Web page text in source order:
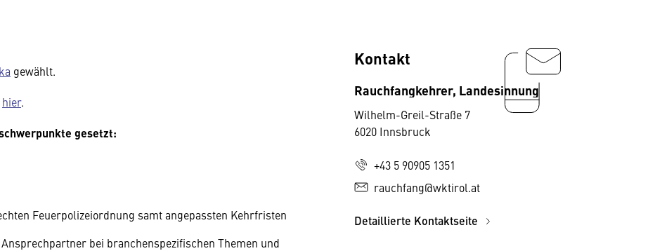
gewählt.
hier.
gesetzt:
Feuerpolizeiordnung samt angepassten Kehrfristen
bei branchenspezifischen Themen und
Kontakt
Rauchfangkehrer, Landesinnung
Wilhelm-Greil-Straße 7
6020 Innsbruck
+43 5 90905 1351
rauchfang@wktirol.at
Detaillierte Kontaktseite